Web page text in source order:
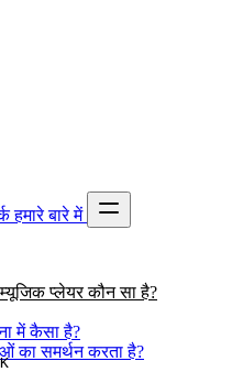
हमारे बारे में
प्लेयर कौन सा है?
में कैसा है?
का समर्थन करता है?